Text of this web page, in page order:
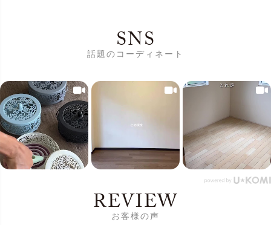
SNS
話題のコーディネート
REVIEW
お客様の声